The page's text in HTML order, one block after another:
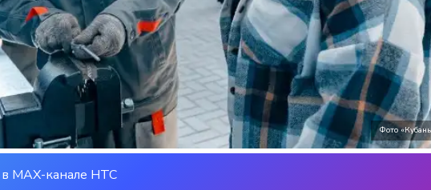
Фото
MAX-канале НТС